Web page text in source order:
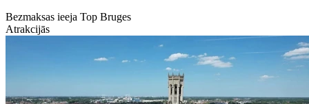
Bezmaksas ieeja Top Bruges
Atrakcijās